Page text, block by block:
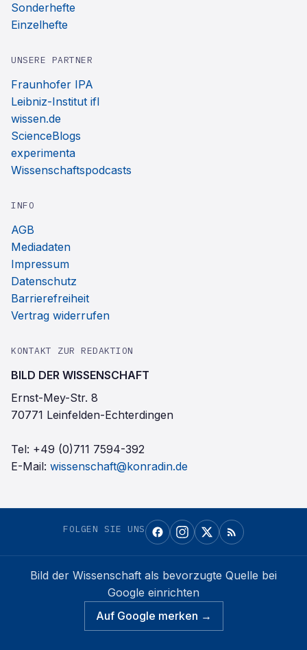
Sonderhefte
Einzelhefte
UNSERE PARTNER
Fraunhofer IPA
Leibniz-Institut ifl
wissen.de
ScienceBlogs
experimenta
Wissenschaftspodcasts
INFO
AGB
Mediadaten
Impressum
Datenschutz
Barrierefreiheit
Vertrag widerrufen
KONTAKT ZUR REDAKTION
BILD DER WISSENSCHAFT
Ernst-Mey-Str. 8
70771 Leinfelden-Echterdingen
Tel: +49 (0)711 7594-392
E-Mail: wissenschaft@konradin.de
FOLGEN SIE UNS
Bild der Wissenschaft als bevorzugte Quelle bei
Google einrichten
Auf Google merken →